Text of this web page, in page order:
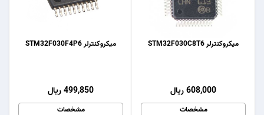
میکروکنترلر STM32F030F4P6
499,850 ریال
مشخصات
میکروکنترلر STM32F030C8T6
608,000 ریال
مشخصات